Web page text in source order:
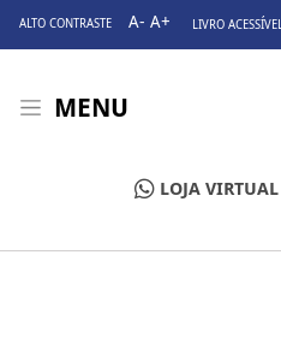
ALTO CONTRASTE A- A+ LIVRO
MENU
LOJA VIRTUAL